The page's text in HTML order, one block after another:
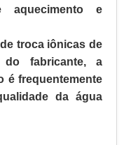
aquecimento e
troca iônicas de
do fabricante, a
é frequentemente
da água